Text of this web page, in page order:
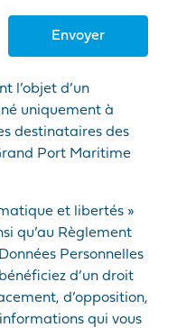
l’objet d’un
uniquement à
destinataires des
Port Maritime
et libertés »
qu’au Règlement
Personnelles
d’un droit
d’opposition,
qui vous